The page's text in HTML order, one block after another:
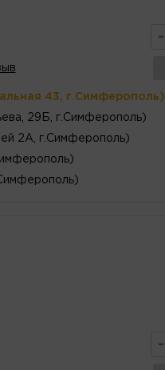
-
43, г.Симферополь)
29Б, г.Симферополь)
2А, г.Симферополь)
-